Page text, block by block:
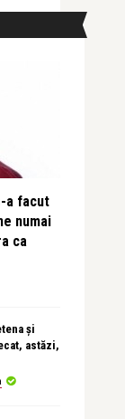
a facut
numai
ca
și
astăzi,